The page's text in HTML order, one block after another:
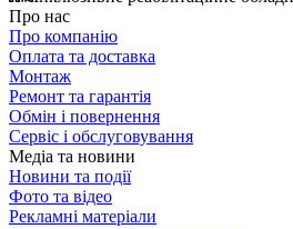
Про нас
Про компанію
Оплата та доставка
Монтаж
Ремонт та гарантія
Обмін і повернення
Сервіс і обслуговування
Медіа та новини
Новини та події
Фото та відео
Рекламні матеріали